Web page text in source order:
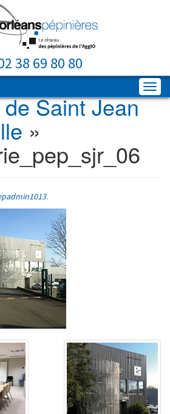
38 69 80 80
Saint Jean
»
.